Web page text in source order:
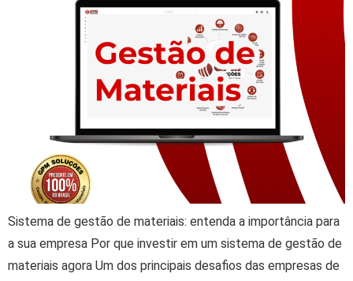
Sistema de gestão de materiais: entenda a importância para
a sua empresa Por que investir em um sistema de gestão de
materiais agora Um dos principais desafios das empresas de